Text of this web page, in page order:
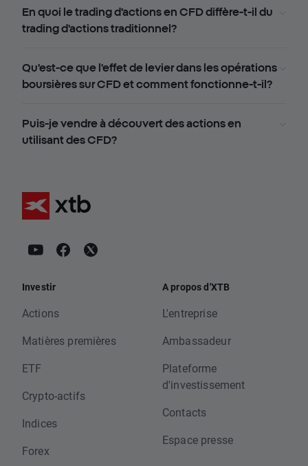
En quoi le trading d'actions en CFD diffère-t-il du
trading d'actions traditionnel?
Qu'est-ce que l'effet de levier dans les opérations
boursières sur CFD et comment fonctionne-t-il?
Puis-je vendre à découvert des actions en
utilisant des CFD?
Investir
Actions
Matières premières
ETF
Crypto-actifs
Indices
Forex
A propos d'XTB
L'entreprise
Ambassadeur
Plateforme
d'investissement
Contacts
Espace presse